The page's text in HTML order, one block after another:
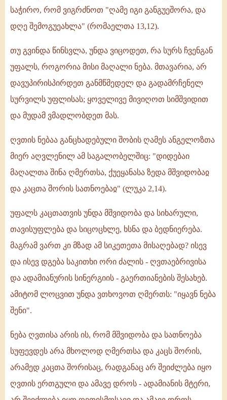
საჭირო, რომ ვიგრძნოთ "ღამე იგი განგუეშორა, და
დღე შემოგუეახლა" (რომაელთა 13,12).
თუ გვინდა წინსვლა, უნდა ვიცოდეთ, რა სურს ჩვენგან
უფალს, როგორია მისი მაღალი ნება. მთავარია, არ
დავუპირისპირდეთ განმწმედელ და გადამრჩენელ
სურვილს უფლისას; ყოველივე მივიღოთ სიმშვიდით
და მუდამ ვმადლობდეთ მას.
ღვთის ნებაა განცხადებული შობის ღამეს ანგელოზთა
მიერ აღვლენილ ამ საგალობელშიც: "დიდებაი
მაღალთა შინა ღმერთსა, ქუეყანასა ზედა მშვიდობაჲ
და კაცთა შორის სათნოებაჲ" (ლუკა 2,14).
უფალს კაცთათვის უნდა მშვიდობა და სიხარული,
თავისუფლება და სიცოცხლე, ხსნა და ბედნიერება.
მაგრამ ვართ კი მზად ამ სიკეთეთა მისაღებად? ისევ
და ისევ დგება საკითხი ორი ძალის - ღვთაებრივისა
და ადამიანურის სინერგიის - გაერთიანების შესახებ.
ამიტომ ლოცვით უნდა ვთხოვოთ ღმერთს: "იყავნ ნება
შენი".
ნება ღვთისა არის ის, რომ მშვიდობა და სათნოება
სუფევდეს არა მხოლოდ ღმერთსა და კაცს შორის,
არამედ კაცთა შორისაც, რადგანაც არ შეიძლება იყო
ღვთის ერთგული და ამავე დროს - ადამიანის მტერი,